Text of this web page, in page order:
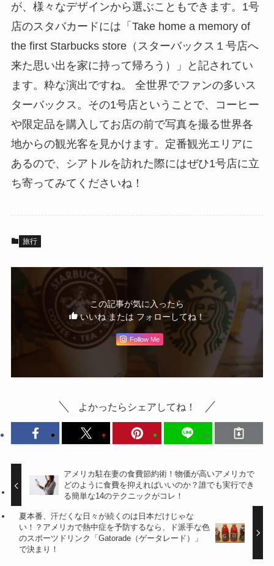
が、様々なデザインから選ぶこともできます。1号
店のスタバカードには「Take home a memory of
the first Starbucks store（スターバックス１号店へ
来た思い出を家に持って帰ろう）」と記されてい
ます。粋な演出ですね。 全世界でファンの多いス
ターバックス。その1号店ということで、コーヒー
や限定品を購入してお店の前で写真を撮る世界各
地からの観光客を見かけます。定番観光エリアに
あるので、シアトルを訪れた際にはぜひ1号店に立
ち寄ってみてくださいね！
旅行
この記事が気に入ったら
いいね または フォローしてね！
Follow Me
よかったらシェアしてね！
アメリカ駐在妻の食費節約術！物価が高いアメリカで
どのように食費を抑えればいいのか？誰でも実行でき
る簡単な14のテクニックがコレ！
夏本番、汗だくな日々が続くのは日本だけじゃな
い！？アメリカで熱中症を予防するなら、ド派手な色
のスポーツドリンク「Gatorade（ゲータレード）」
で決まり！